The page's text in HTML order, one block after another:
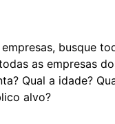
busque
as empresas
Qual a idade?
alvo?